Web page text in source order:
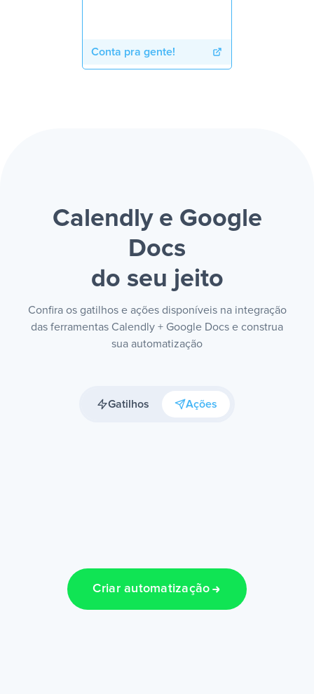
Conta pra gente!
Calendly e Google
Docs
do seu jeito
Confira os gatilhos e ações disponíveis na integração
das ferramentas Calendly + Google Docs e construa
sua automatização
Gatilhos Ações
Criar automatização